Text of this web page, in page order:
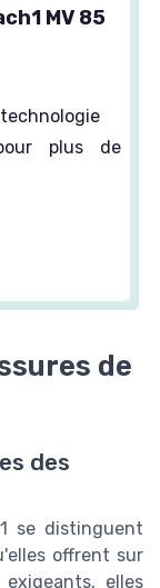
MV 85
plus de
de
des
se distinguent
offrent sur
elles